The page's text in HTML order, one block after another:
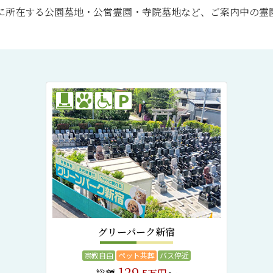
所在する公園墓地・公営霊園・寺院墓地など、ご案内中の霊
グリーパーク新宿
宗教自由 ペット共葬 バス停近